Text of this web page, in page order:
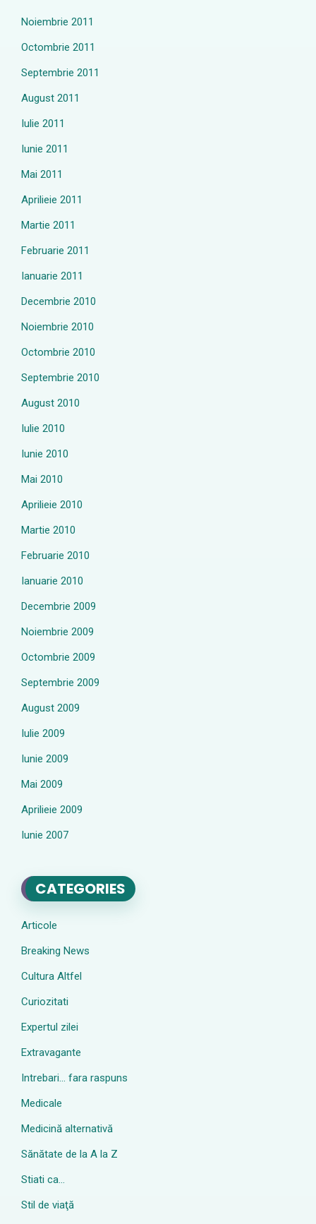
Noiembrie 2011
Octombrie 2011
Septembrie 2011
August 2011
Iulie 2011
Iunie 2011
Mai 2011
Aprilieie 2011
Martie 2011
Februarie 2011
Ianuarie 2011
Decembrie 2010
Noiembrie 2010
Octombrie 2010
Septembrie 2010
August 2010
Iulie 2010
Iunie 2010
Mai 2010
Aprilieie 2010
Martie 2010
Februarie 2010
Ianuarie 2010
Decembrie 2009
Noiembrie 2009
Octombrie 2009
Septembrie 2009
August 2009
Iulie 2009
Iunie 2009
Mai 2009
Aprilieie 2009
Iunie 2007
CATEGORIES
Articole
Breaking News
Cultura Altfel
Curiozitati
Expertul zilei
Extravagante
Intrebari… fara raspuns
Medicale
Medicină alternativă
Sănătate de la A la Z
Stiati ca…
Stil de viaţă